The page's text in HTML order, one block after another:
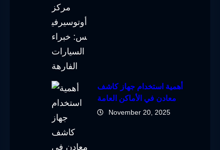
أهمية استخدام جهاز كاشف
معادن في الأماكن العامة
November 20, 2025